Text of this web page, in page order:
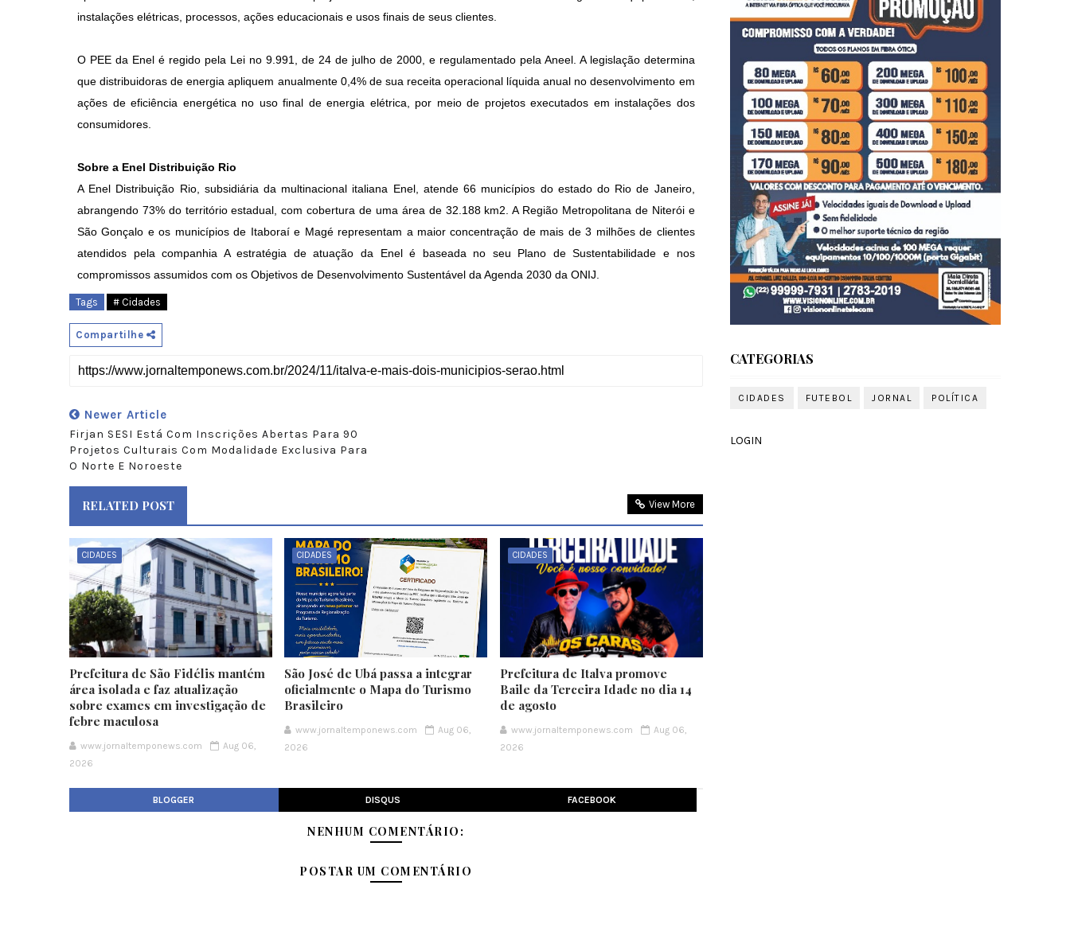
instalações elétricas, processos, ações educacionais e usos finais de seus clientes.
O PEE da Enel é regido pela Lei no 9.991, de 24 de julho de 2000, e regulamentado pela Aneel. A legislação determina
que distribuidoras de energia apliquem anualmente 0,4% de sua receita operacional líquida anual no desenvolvimento em
ações de eficiência energética no uso final de energia elétrica, por meio de projetos executados em instalações dos
consumidores.
Sobre a Enel Distribuição Rio
A Enel Distribuição Rio, subsidiária da multinacional italiana Enel, atende 66 municípios do estado do Rio de Janeiro,
abrangendo 73% do território estadual, com cobertura de uma área de 32.188 km2. A Região Metropolitana de Niterói e
São Gonçalo e os municípios de Itaboraí e Magé representam a maior concentração de mais de 3 milhões de clientes
atendidos pela companhia A estratégia de atuação da Enel é baseada no seu Plano de Sustentabilidade e nos
compromissos assumidos com os Objetivos de Desenvolvimento Sustentável da Agenda 2030 da ONIJ.
Tags # Cidades
Compartilhe
Newer Article
Firjan SESI Está Com Inscrições Abertas Para 90
Projetos Culturais Com Modalidade Exclusiva Para
O Norte E Noroeste
RELATED POST View More
CIDADES
Prefeitura de São Fidélis mantém
área isolada e faz atualização
sobre exames em investigação de
febre maculosa
www.jornaltemponews.com
Aug 06,
2026
CIDADES
São José de Ubá passa a integrar
oficialmente o Mapa do Turismo
Brasileiro
www.jornaltemponews.com
Aug 06,
2026
CIDADES
Prefeitura de Italva promove
Baile da Terceira Idade no dia 14
de agosto
www.jornaltemponews.com
Aug 06,
2026
BLOGGER DISQUS FACEBOOK
NENHUM COMENTÁRIO:
POSTAR UM COMENTÁRIO
CATEGORIAS
CIDADES FUTEBOL JORNAL POLÍTICA
LOGIN